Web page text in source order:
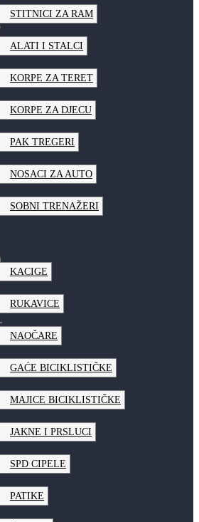
STITNICI ZA RAM
ALATI I STALCI
KORPE ZA TERET
KORPE ZA DJECU
PAK TREGERI
NOSACI ZA AUTO
SOBNI TRENAŽERI
KACIGE
RUKAVICE
NAOČARE
GAĆE BICIKLISTIČKE
MAJICE BICIKLISTIČKE
JAKNE I PRSLUCI
SPD CIPELE
PATIKE